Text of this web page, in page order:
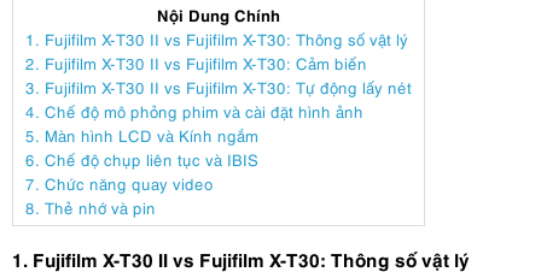
Nội Dung Chính
1. Fujifilm X-T30 II vs Fujifilm X-T30: Thông số vật lý
2. Fujifilm X-T30 II vs Fujifilm X-T30: Cảm biến
3. Fujifilm X-T30 II vs Fujifilm X-T30: Tự động lấy nét
4. Chế độ mô phỏng phim và cài đặt hình ảnh
5. Màn hình LCD và Kính ngắm
6. Chế độ chụp liên tục và IBIS
7. Chức năng quay video
8. Thẻ nhớ và pin
1. Fujifilm X-T30 II vs Fujifilm X-T30: Thông số vật lý